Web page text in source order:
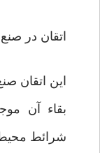
اتقان در صنع
این اتقان
بقاء آن
شرائط محیط